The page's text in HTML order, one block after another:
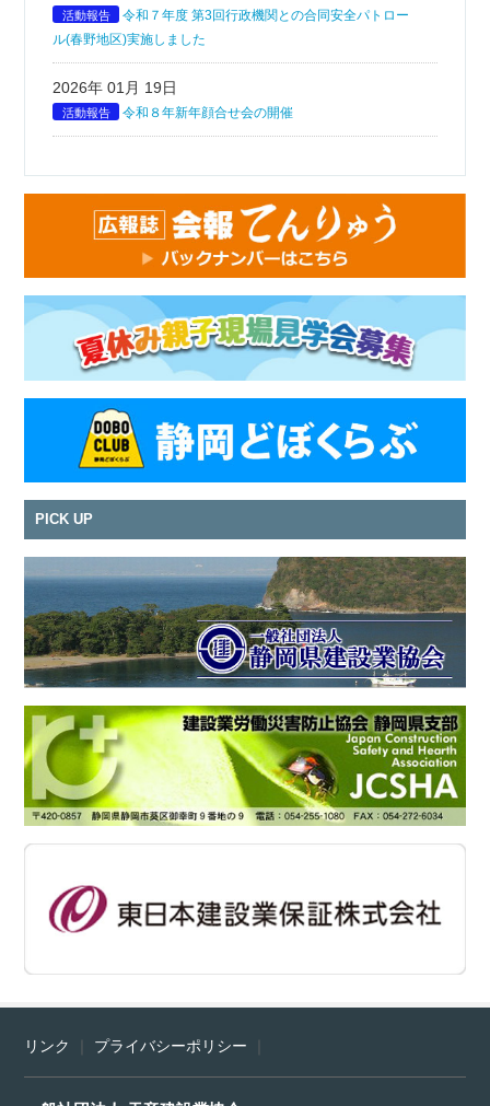
活動報告
令和７年度 第3回行政機関との合同安全パトロー
ル(春野地区)実施しました
2026年 01月 19日
活動報告 令和８年新年顔合せ会の開催
PICK UP
リンク プライバシーポリシー